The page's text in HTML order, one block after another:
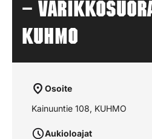
–
KUHMO
Osoite
Kainuuntie 108, KUHMO
Aukioloajat